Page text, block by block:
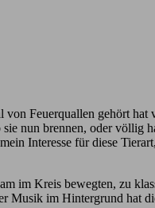
von Feuerquallen gehört
nun brennen, oder völlig
Interesse für diese
im Kreis bewegten, zu
Musik im Hintergrund hat